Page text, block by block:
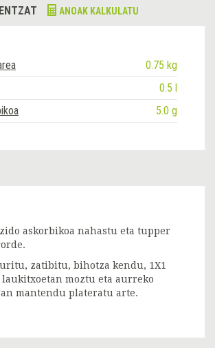
ANOAK KALKULATU
0.75 kg
0.5 l
5.0 g
askorbikoa nahastu eta tupper
zatibitu, bihotza kendu, 1X1
moztu eta aurreko
mantendu plateratu arte.